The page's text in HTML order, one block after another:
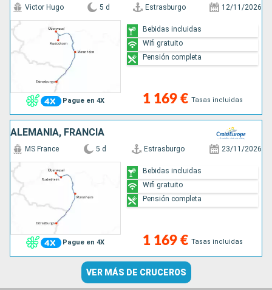
Pague en 4X
Victor Hugo 5 d Estrasburgo 12/11/2026
1 169 € Tasas incluidas
Bebidas incluidas
Wifi gratuito
Pensión completa
ALEMANIA, FRANCIA
Pague en 4X
MS France 5 d Estrasburgo 23/11/2026
1 169 € Tasas incluidas
Bebidas incluidas
Wifi gratuito
Pensión completa
VER MÁS DE CRUCEROS